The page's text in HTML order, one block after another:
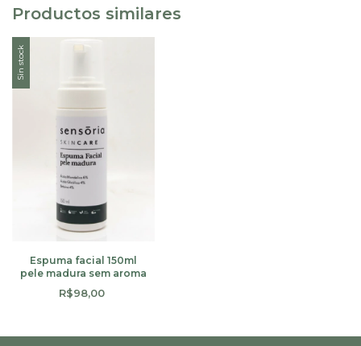
Productos similares
Sin stock
Espuma facial 150ml
pele madura sem aroma
R$98,00